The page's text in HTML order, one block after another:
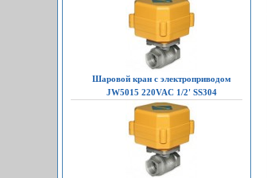
Шаровой кран с электроприводом
JW5015 220VAC 1/2' SS304